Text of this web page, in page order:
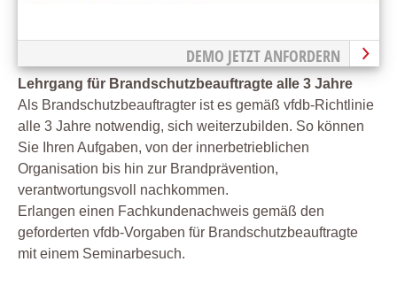
DEMO JETZT ANFORDERN
Lehrgang für Brandschutzbeauftragte alle 3 Jahre
Als Brandschutzbeauftragter ist es gemäß vfdb-Richtlinie
alle 3 Jahre notwendig, sich weiterzubilden. So können
Sie Ihren Aufgaben, von der innerbetrieblichen
Organisation bis hin zur Brandprävention,
verantwortungsvoll nachkommen.
Erlangen einen Fachkundenachweis gemäß den
geforderten vfdb-Vorgaben für Brandschutzbeauftragte
mit einem Seminarbesuch.